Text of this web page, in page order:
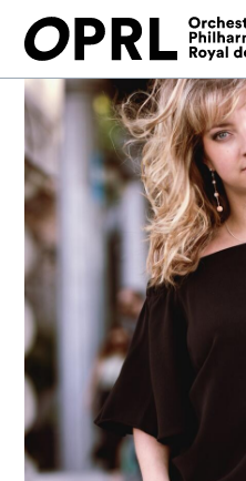
CONCERTS
SAISON 26-27
JEUNES PUBLICS
OPRL
EN PRATIQUE
MÉDIAS